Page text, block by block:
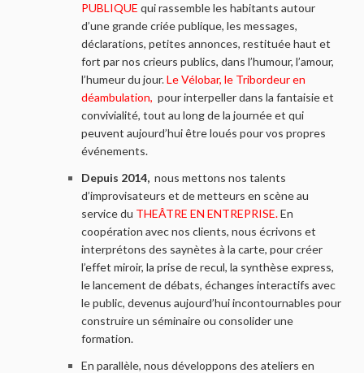
PUBLIQUE quirassemble les habitants autour
d’une grande criée publique, les messages,
déclarations, petites annonces, restituée haut et
fort par nos crieurs publics, dans l’humour, l’amour,
l’humeur du jour. Le Vélobar, le Tribordeur en
déambulation, pour interpeller dans la fantaisie et
convivialité, tout au long de la journée et qui
peuvent aujourd’hui être loués pour vos propres
événements.
Depuis 2014, nous mettons nos talents
d’improvisateurs et de metteurs en scène au
service du THEÂTRE EN ENTREPRISE.En
coopération avec nos clients, nous écrivons et
interprétons des saynètes à la carte, pour créer
l’effet miroir, la prise de recul, la synthèse express,
le lancement de débats, échanges interactifs avec
le public, devenus aujourd’hui incontournables pour
construire un séminaire ou consolider une
formation.
En parallèle, nous développons des ateliers en